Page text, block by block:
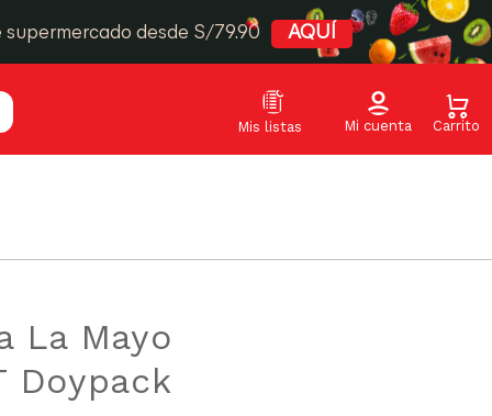
desde S/79.90 AQUÍ
La Mayo
Doypack